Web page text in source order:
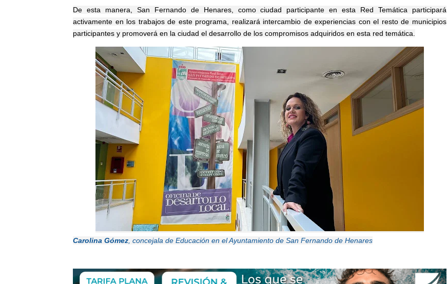
De esta manera, San Fernando de Henares, como ciudad participante en esta Red Temática participará
activamente en los trabajos de este programa, realizará intercambio de experiencias con el resto de municipios
participantes y promoverá en la ciudad el desarrollo de los compromisos adquiridos en esta red temática.
Carolina Gómez , concejala de Educación en el Ayuntamiento de San Fernando de Henares